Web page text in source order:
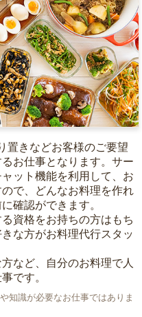
置きなどお客様のご要望
お仕事となります。サー
ット機能を利用して、お
で、どんなお料理を作れ
確認ができます。
資格をお持ちの方はもち
な方がお料理代行スタッ
など、自分のお料理で人
です。
知識が必要なお仕事ではありま